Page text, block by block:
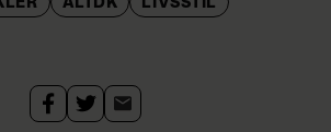
ALTDK LIVSSTIL